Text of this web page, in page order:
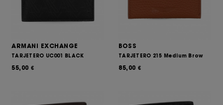
ARMANI EXCHANGE
TARJETERO UC001 BLACK
55,00 €
BOSS
TARJETERO 215 Medium Brow
85,00 €